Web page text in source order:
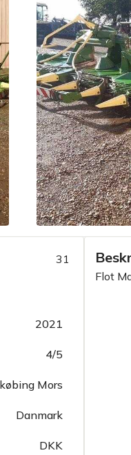
31
2021
4/5
Mors
Danmark
DKK
Flot